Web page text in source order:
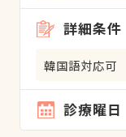
詳細条件
韓国語対応可
診療曜日